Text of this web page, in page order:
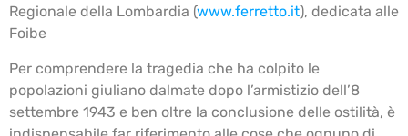
Regionale della Lombardia (www.ferretto.it), dedicata alle
Foibe
Per comprendere la tragedia che ha colpito le
popolazioni giuliano dalmate dopo l’armistizio dell’8
settembre 1943 e ben oltre la conclusione delle ostilità, è